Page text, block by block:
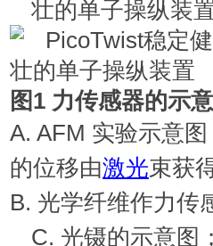
图1 力传感器的示
A. AFM 实验示意
的位移由激光束获
B. 光学纤维作力传
C. 光镊的示意图